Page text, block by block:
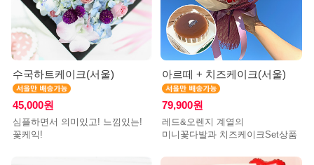
수국하트케이크(서울)
45,000원
심플하면서 의미있고! 느낌있는!
꽃케익!
아르떼 + 치즈케이크(서울)
79,900원
레드&오렌지 계열의
미니꽃다발과 치즈케이크Set상품